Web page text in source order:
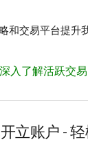
和交易平台提升
深入了解活跃交易
立账户 -